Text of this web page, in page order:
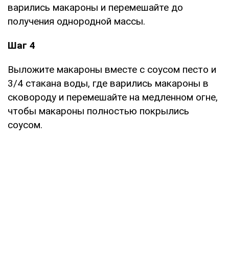
варились макароны и перемешайте до
получения однородной массы.
Шаг 4
Выложите макароны вместе с соусом песто и
3/4 стакана воды, где варились макароны в
сковороду и перемешайте на медленном огне,
чтобы макароны полностью покрылись
соусом.